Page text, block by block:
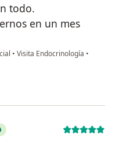
todo.
en un mes
• Visita Endocrinología •